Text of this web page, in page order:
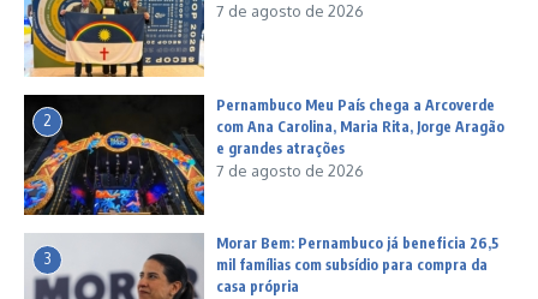
7 de agosto de 2026
2
Pernambuco Meu País chega a Arcoverde
com Ana Carolina, Maria Rita, Jorge Aragão
e grandes atrações
7 de agosto de 2026
3
Morar Bem: Pernambuco já beneficia 26,5
mil famílias com subsídio para compra da
casa própria